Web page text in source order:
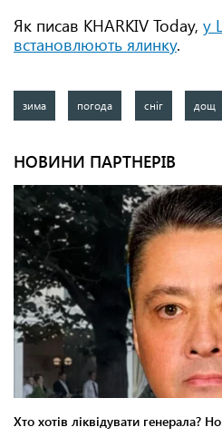
Як писав KHARKIV Today, у
встановлюють ялинку.
зима погода сніг дощ